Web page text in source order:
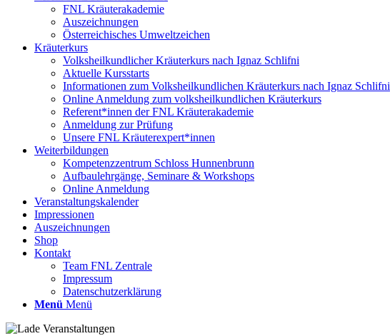
FNL Kräuterakademie
Auszeichnungen
Österreichisches Umweltzeichen
Kräuterkurs
Volksheilkundlicher Kräuterkurs nach Ignaz Schlifni
Aktuelle Kursstarts
Informationen zum Volksheilkundlichen Kräuterkurs nach Ignaz Schlifni
Online Anmeldung zum volksheilkundlichen Kräuterkurs
Referent*innen der FNL Kräuterakademie
Anmeldung zur Prüfung
Unsere FNL Kräuterexpert*innen
Weiterbildungen
Kompetenzzentrum Schloss Hunnenbrunn
Aufbaulehrgänge, Seminare & Workshops
Online Anmeldung
Veranstaltungskalender
Impressionen
Auszeichnungen
Shop
Kontakt
Team FNL Zentrale
Impressum
Datenschutzerklärung
Menü Menü